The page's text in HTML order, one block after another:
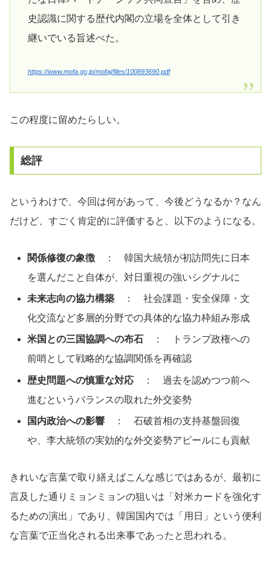
史認識に関する歴代内閣の立場を全体として引き
継いでいる旨述べた。
https://www.mofa.go.jp/mofaj/files/100893690.pdf
この程度に留めたらしい。
総評
というわけで、今回は何があって、今後どうなるか？なん
だけど、すごく肯定的に評価すると、以下のようになる。
関係修復の象徴 ： 韓国大統領が初訪問先に日本
を選んだこと自体が、対日重視の強いシグナルに
未来志向の協力構築 ： 社会課題・安全保障・文
化交流など多層的分野での具体的な協力枠組み形成
米国との三国協調への布石 ： トランプ政権への
前哨として戦略的な協調関係を再確認
歴史問題への慎重な対応 ： 過去を認めつつ前へ
進むというバランスの取れた外交姿勢
国内政治への影響 ： 石破首相の支持基盤回復
や、李大統領の実効的な外交姿勢アピールにも貢献
きれいな言葉で取り繕えばこんな感じではあるが、最初に
言及した通りミョンミョンの狙いは「対米カードを強化す
るための演出」であり、韓国国内では「用日」という便利
な言葉で正当化される出来事であったと思われる。